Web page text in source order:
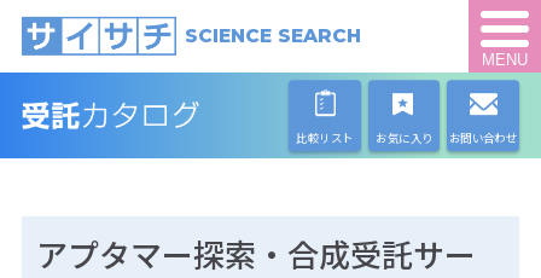
SCIENCE SEARCH
MENU
比較リスト お気に入り お問い合わせ
アプタマー探索・合成受託サー